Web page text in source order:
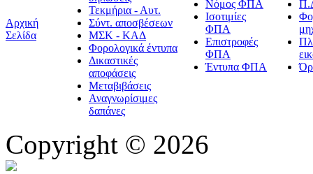
Αρχική
Σελίδα
Τεκμήρια - Αυτ.
Σύντ. αποσβέσεων
ΜΣΚ - ΚΑΔ
Φορολογικά έντυπα
Δικαστικές
αποφάσεις
Μεταβιβάσεις
Αναγνωρίσιμες
δαπάνες
Νόμος ΦΠΑ
Ισοτιμίες
ΦΠΑ
Επιστροφές
ΦΠΑ
Έντυπα ΦΠΑ
Copyright © 2026